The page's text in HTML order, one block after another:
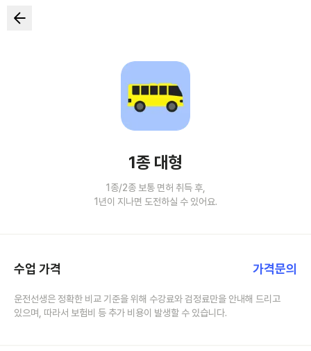
1종 대형
1종/2종 보통 면허 취득 후,
1년이 지나면 도전하실 수 있어요.
수업 가격 가격문의
운전선생은 정확한 비교 기준을 위해 수강료와 검정료만을 안내해 드리고
있으며, 따라서 보험비 등 추가 비용이 발생할 수 있습니다.